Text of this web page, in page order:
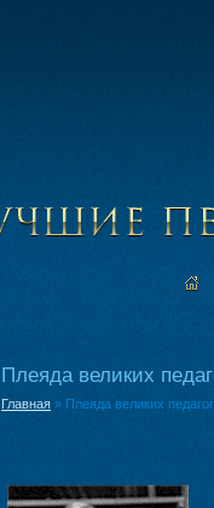
Плеяда великих
Главная » Плеяда великих